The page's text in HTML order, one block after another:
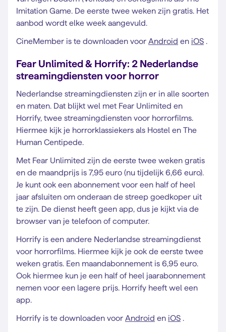
Imitation Game. De eerste twee weken zijn gratis. Het
aanbod wordt elke week aangevuld.
CineMember is te downloaden voor Android en iOS .
Fear Unlimited & Horrify: 2 Nederlandse
streamingdiensten voor horror
Nederlandse streamingdiensten zijn er in alle soorten
en maten. Dat blijkt wel met Fear Unlimited en
Horrify, twee streamingdiensten voor horrorfilms.
Hiermee kijk je horrorklassiekers als Hostel en The
Human Centipede.
Met Fear Unlimited zijn de eerste twee weken gratis
en de maandprijs is 7,95 euro (nu tijdelijk 6,66 euro).
Je kunt ook een abonnement voor een half of heel
jaar afsluiten om onderaan de streep goedkoper uit
te zijn. De dienst heeft geen app, dus je kijkt via de
browser van je telefoon of computer.
Horrify is een andere Nederlandse streamingdienst
voor horrorfilms. Hiermee kijk je ook de eerste twee
weken gratis. Een maandabonnement is 6,95 euro.
Ook hiermee kun je een half of heel jaarabonnement
nemen voor een lagere prijs. Horrify heeft wel een
app.
Horrify is te downloaden voor Android en iOS .